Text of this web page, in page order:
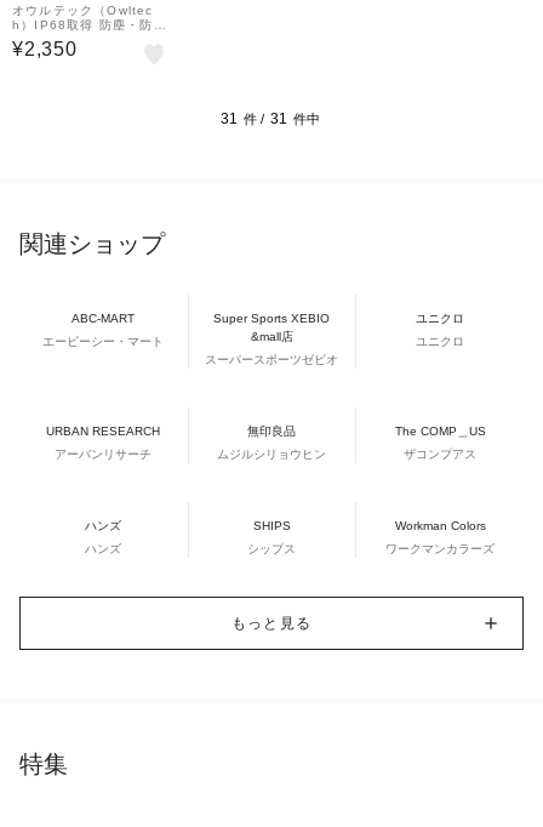
&mall店
オウルテック（Owltec
h）IP68取得 防塵・防水
ケース スマホ オーロラ
カラー OWL-WPCSP18
¥2,350
31 件 / 31 件中
関連ショップ
ABC-MART
エービーシー・マート
Super Sports XEBIO
&mall店
スーパースポーツゼビオ
ユニクロ
ユニクロ
URBAN RESEARCH
アーバンリサーチ
無印良品
ムジルシリョウヒン
The COMP＿US
ザコンプアス
ハンズ
ハンズ
SHIPS
シップス
Workman Colors
ワークマンカラーズ
もっと見る
特集